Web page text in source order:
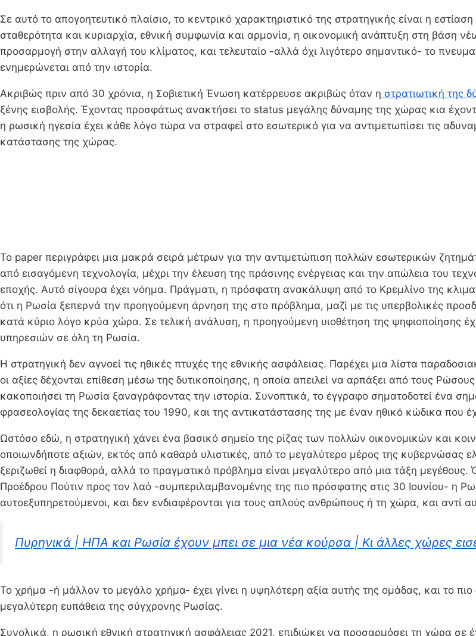
Σε αυτό το απογοητευτικό πλαίσιο, το κεντρικό χαρακτηριστικό της στρατηγικής είναι η
σταθερότητα και κυριαρχία, εθνική συμφωνία και αρμονία, η οικονομική ανάπτυξη στη βάση
προσαρμογή στην αλλαγή του κλίματος, και τελευταίο -αλλά όχι λιγότερο σημαντικό- το
ενημερώνεται από την ιστορία.
Ακριβώς πριν από 30 χρόνια, η Σοβιετική Ένωση κατέρρευσε ακριβώς όταν η στρατιωτική της
ξένης εισβολής. Έχοντας προσφάτως ανακτήσει το status μεγάλης δύναμης της χώρας κια
η ρωσική ηγεσία έχει κάθε λόγο τώρα να στραφεί στο εσωτερικό για να αντιμετωπίσει τις
κατάστασης της χώρας.
Το paper περιγράφει μια μακρά σειρά μέτρων για την αντιμετώπιση πολλών εσωτερικών
από εισαγόμενη τεχνολογία, μέχρι την έλευση της πράσινης ενέργειας και την απώλεια του
εποχής. Αυτό σίγουρα έχει νόημα. Πράγματι, η πρόσφατη ανακάλυψη από το Κρεμλίνο της
ότι η Ρωσία ξεπερνά την προηγούμενη άρνηση της στο πρόβλημα, μαζί με τις υπερβολικές
κατά κύριο λόγο κρύα χώρα. Σε τελική ανάλυση, η προηγούμενη υιοθέτηση της ψηφιοποίησης
υπηρεσιών σε όλη τη Ρωσία.
Η στρατηγική δεν αγνοεί τις ηθικές πτυχές της εθνικής ασφάλειας. Παρέχει μια λίστα
οι αξίες δέχονται επίθεση μέσω της δυτικοποίησης, η οποία απειλεί να αρπάξει από τους
κακοποιήσει τη Ρωσία ξαναγράφοντας την ιστορία. Συνοπτικά, το έγγραφο σηματοδοτεί ένα
φρασεολογίας της δεκαετίας του 1990, και της αντικατάστασης της με έναν ηθικό κώδικα που
Ωστόσο εδώ, η στρατηγική χάνει ένα βασικό σημείο της ρίζας των πολλών οικονομικών και
οποιωνδήποτε αξιών, εκτός από καθαρά υλιστικές, από το μεγαλύτερο μέρος της κυβερνώσας
ξεριζωθεί η διαφθορά, αλλά το πραγματικό πρόβλημα είναι μεγαλύτερο από μια τάξη
Προέδρου Πούτιν προς τον λαό -συμπεριλαμβανομένης της πιο πρόσφατης στις 30 Ιουνίου- η
αυτοεξυπηρετούμενοι, και δεν ενδιαφέρονται για τους απλούς ανθρώπους ή τη χώρα, και αντί
Πυρηνικά | ΗΠΑ και Ρωσία έχουν μπει σε μια νέα κούρσα | Κι άλλες χώρες
Το χρήμα -ή μάλλον το μεγάλο χρήμα- έχει γίνει η υψηλότερη αξία αυτής της ομάδας, και το πιο
μεγαλύτερη ευπάθεια της σύγχρονης Ρωσίας.
Συνολικά, η ρωσική εθνική στρατηγική ασφάλειας 2021, επιδιώκει να προσαρμόσει τη χώρα